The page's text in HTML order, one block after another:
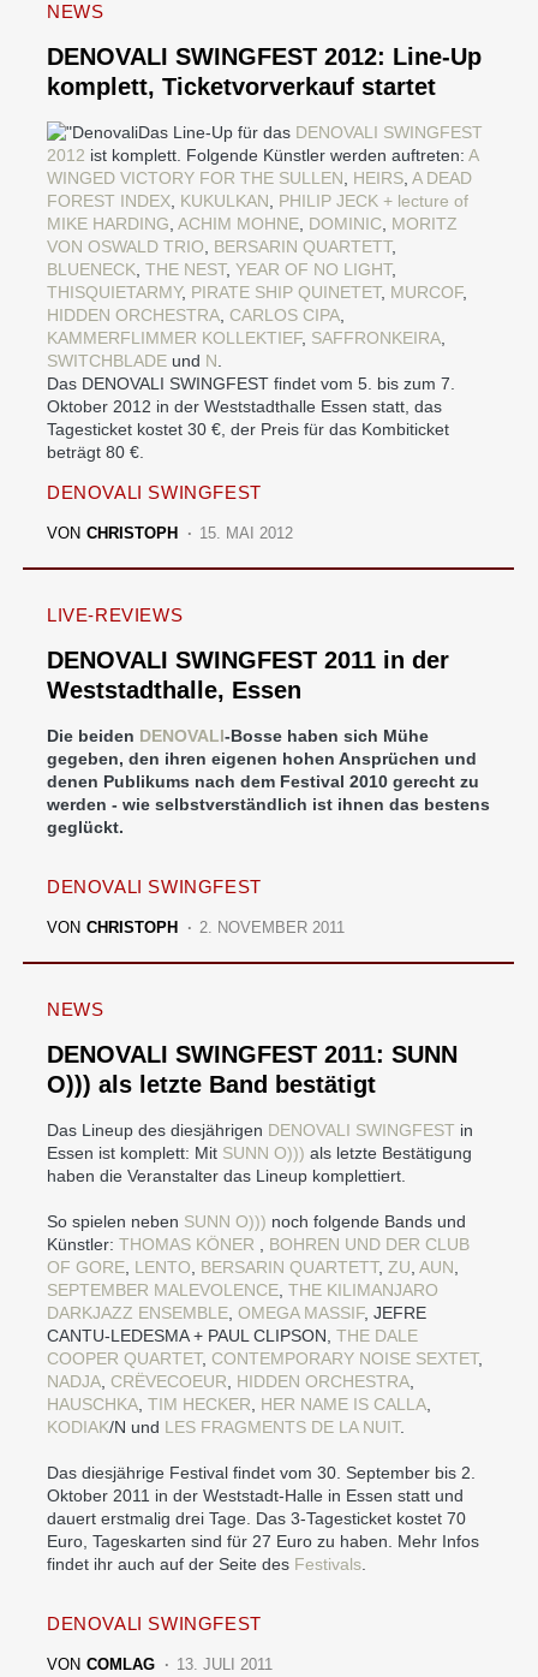
NEWS
DENOVALI SWINGFEST 2012: Line-Up
komplett, Ticketvorverkauf startet
Das Line-Up für das DENOVALI SWINGFEST
2012 ist komplett. Folgende Künstler werden auftreten: A
WINGED VICTORY FOR THE SULLEN, HEIRS, A DEAD
FOREST INDEX, KUKULKAN, PHILIP JECK + lecture of
MIKE HARDING, ACHIM MOHNE, DOMINIC, MORITZ
VON OSWALD TRIO, BERSARIN QUARTETT,
BLUENECK, THE NEST, YEAR OF NO LIGHT,
THISQUIETARMY, PIRATE SHIP QUINETET, MURCOF,
HIDDEN ORCHESTRA, CARLOS CIPA,
KAMMERFLIMMER KOLLEKTIEF, SAFFRONKEIRA,
SWITCHBLADE und N.
Das DENOVALI SWINGFEST findet vom 5. bis zum 7.
Oktober 2012 in der Weststadthalle Essen statt, das
Tagesticket kostet 30 €, der Preis für das Kombiticket
beträgt 80 €.
DENOVALI SWINGFEST
VON CHRISTOPH 15. MAI 2012
LIVE-REVIEWS
DENOVALI SWINGFEST 2011 in der
Weststadthalle, Essen
Die beiden DENOVALI-Bosse haben sich Mühe
gegeben, den ihren eigenen hohen Ansprüchen und
denen Publikums nach dem Festival 2010 gerecht zu
werden - wie selbstverständlich ist ihnen das bestens
geglückt.
DENOVALI SWINGFEST
VON CHRISTOPH 2. NOVEMBER 2011
NEWS
DENOVALI SWINGFEST 2011: SUNN
O))) als letzte Band bestätigt
Das Lineup des diesjährigen DENOVALI SWINGFEST in
Essen ist komplett: Mit SUNN O))) als letzte Bestätigung
haben die Veranstalter das Lineup komplettiert.
So spielen neben SUNN O))) noch folgende Bands und
Künstler: THOMAS KÖNER , BOHREN UND DER CLUB
OF GORE, LENTO, BERSARIN QUARTETT, ZU, AUN,
SEPTEMBER MALEVOLENCE, THE KILIMANJARO
DARKJAZZ ENSEMBLE, OMEGA MASSIF, JEFRE
CANTU-LEDESMA + PAUL CLIPSON, THE DALE
COOPER QUARTET, CONTEMPORARY NOISE SEXTET,
NADJA, CRËVECOEUR, HIDDEN ORCHESTRA,
HAUSCHKA, TIM HECKER, HER NAME IS CALLA,
KODIAK/N und LES FRAGMENTS DE LA NUIT.
Das diesjährige Festival findet vom 30. September bis 2.
Oktober 2011 in der Weststadt-Halle in Essen statt und
dauert erstmalig drei Tage. Das 3-Tagesticket kostet 70
Euro, Tageskarten sind für 27 Euro zu haben. Mehr Infos
findet ihr auch auf der Seite des Festivals.
DENOVALI SWINGFEST
VON COMLAG 13. JULI 2011